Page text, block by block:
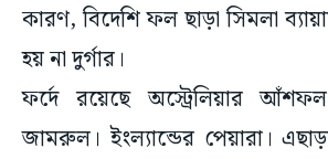
কারণ, বিদেশি ফল ছাড়া সিমলা
হয় না দুর্গার।
ফর্দে রয়েছে অস্ট্রেলিয়ার
জামরুল। ইংল্যান্ডের পেয়ারা।